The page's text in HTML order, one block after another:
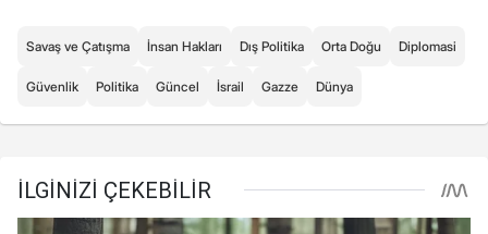
Savaş ve Çatışma İnsan Hakları Dış Politika Orta Doğu Diplomasi
Güvenlik Politika Güncel İsrail Gazze Dünya